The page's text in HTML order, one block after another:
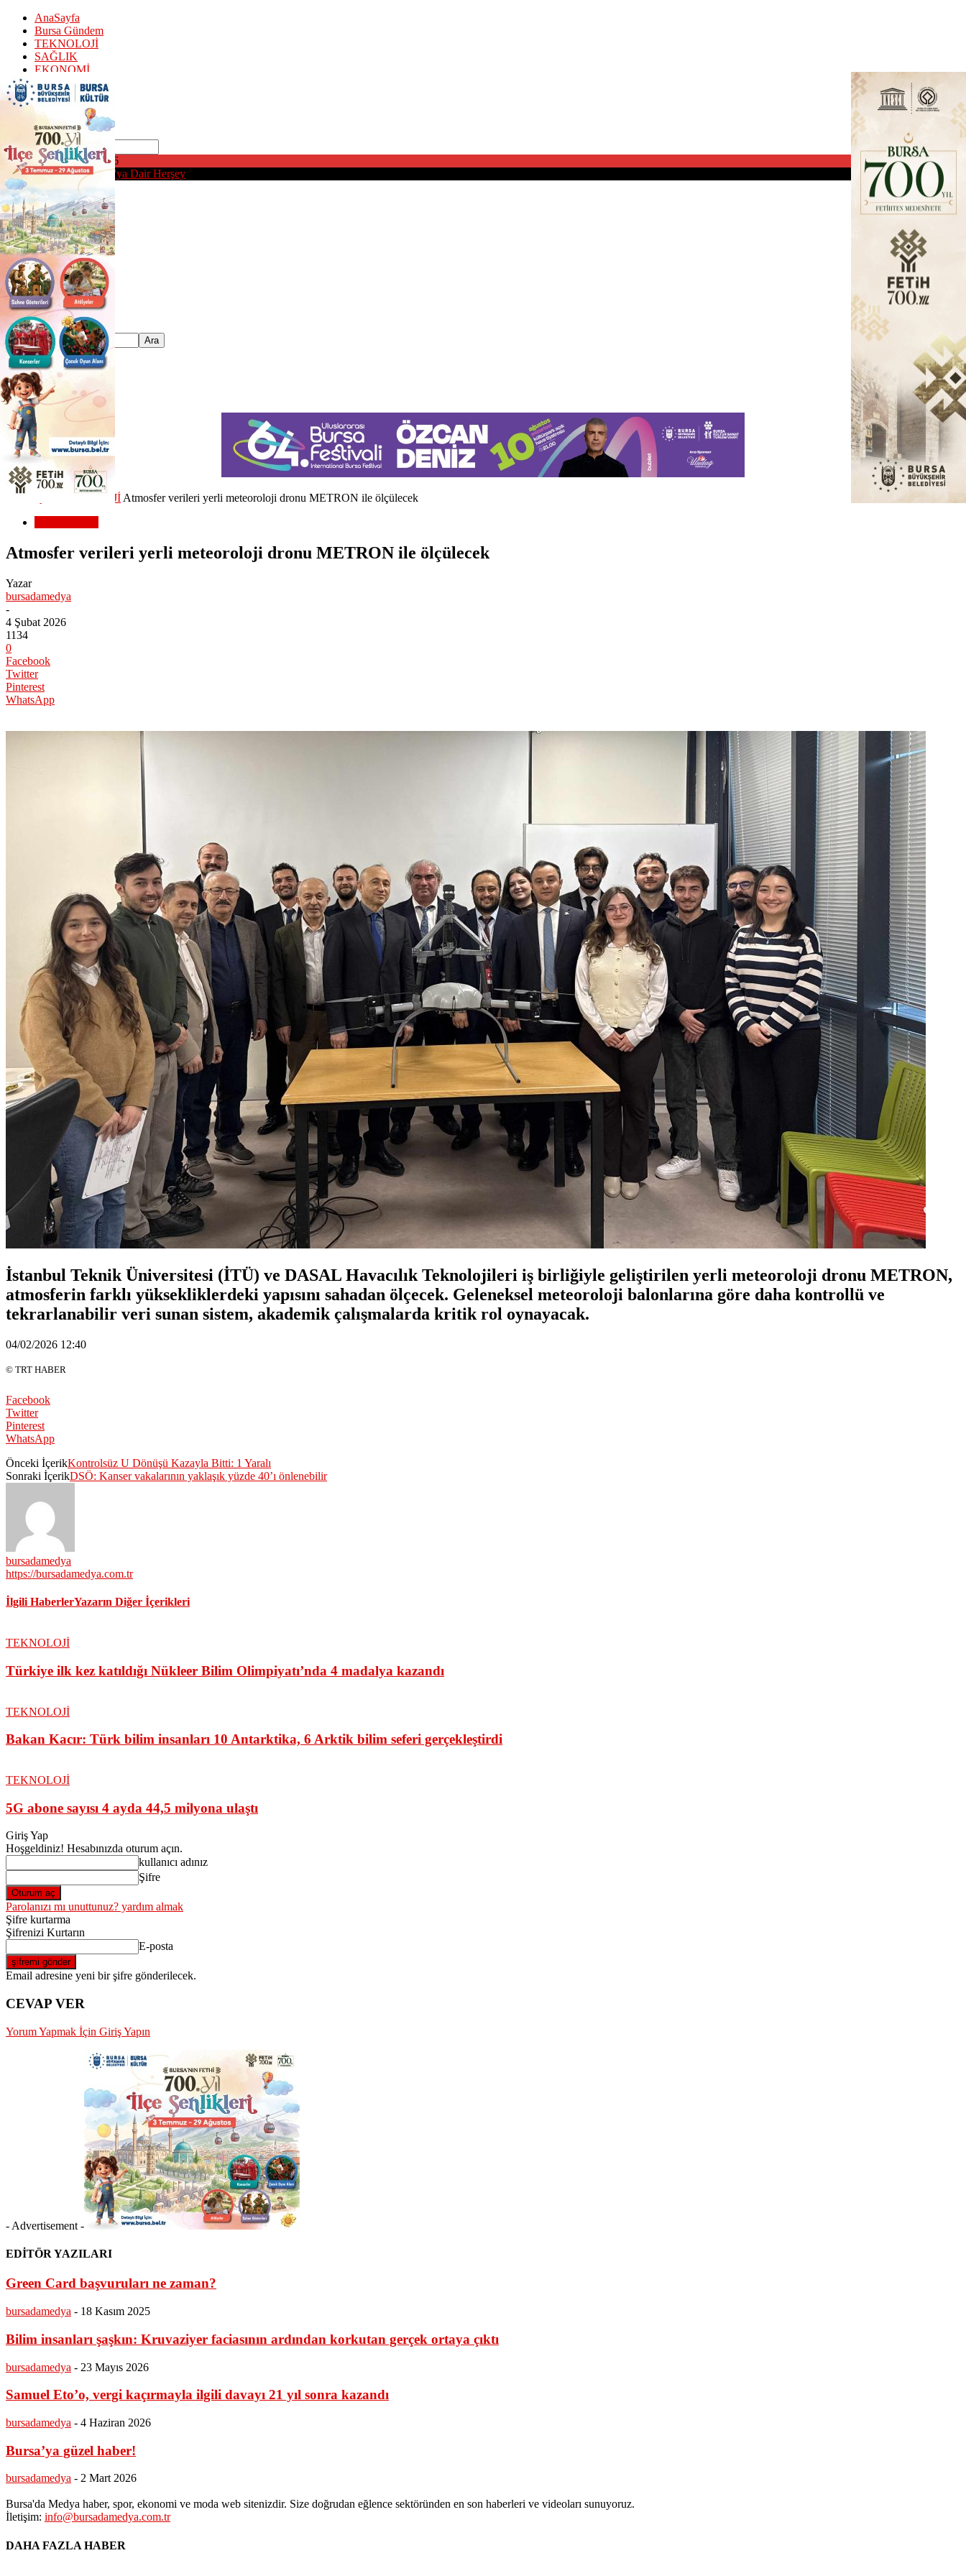
AnaSayfa
Bursa Gündem
TEKNOLOJİ
SAĞLIK
EKONOMİ
Puan Durumu
SPOR
EDİTÖR Y.
KÜNYE
Ara
Pazar, Ağustos 9, 2026
Bursa'daMedya | Bursa'ya Dair Herşey
AnaSayfa
Bursa Gündem
TEKNOLOJİ
SAĞLIK
EKONOMİ
Puan Durumu
SPOR
EDİTÖR Y.
KÜNYE
Ana Sayfa TEKNOLOJİ Atmosfer verileri yerli meteoroloji dronu METRON ile ölçülecek
Atmosfer verileri yerli meteoroloji dronu METRON ile ölçülecek
Yazar
bursadamedya
-
4 Şubat 2026
1134
0
Facebook
Twitter
Pinterest
WhatsApp
İstanbul Teknik Üniversitesi (İTÜ) ve DASAL Havacılık Teknolojileri iş birliğiyle geliştirilen yerli meteoroloji dronu METRON,
atmosferin farklı yüksekliklerdeki yapısını sahadan ölçecek. Geleneksel meteoroloji balonlarına göre daha kontrollü ve
tekrarlanabilir veri sunan sistem, akademik çalışmalarda kritik rol oynayacak.
04/02/2026 12:40
© TRT HABER
Facebook
Twitter
Pinterest
WhatsApp
Önceki İçerikKontrolsüz U Dönüşü Kazayla Bitti: 1 Yaralı
Sonraki İçerikDSÖ: Kanser vakalarının yaklaşık yüzde 40’ı önlenebilir
bursadamedya
https://bursadamedya.com.tr
İlgili HaberlerYazarın Diğer İçerikleri
TEKNOLOJİ
Türkiye ilk kez katıldığı Nükleer Bilim Olimpiyatı’nda 4 madalya kazandı
TEKNOLOJİ
Bakan Kacır: Türk bilim insanları 10 Antarktika, 6 Arktik bilim seferi gerçekleştirdi
TEKNOLOJİ
5G abone sayısı 4 ayda 44,5 milyona ulaştı
Giriş Yap
Hoşgeldiniz! Hesabınızda oturum açın.
kullanıcı adınız
Şifre
Parolanızı mı unuttunuz? yardım almak
Şifre kurtarma
Şifrenizi Kurtarın
E-posta
Email adresine yeni bir şifre gönderilecek.
CEVAP VER
Yorum Yapmak İçin Giriş Yapın
- Advertisement -
EDİTÖR YAZILARI
Green Card başvuruları ne zaman?
bursadamedya - 18 Kasım 2025
Bilim insanları şaşkın: Kruvaziyer faciasının ardından korkutan gerçek ortaya çıktı
bursadamedya - 23 Mayıs 2026
Samuel Eto’o, vergi kaçırmayla ilgili davayı 21 yıl sonra kazandı
bursadamedya - 4 Haziran 2026
Bursa’ya güzel haber!
bursadamedya - 2 Mart 2026
Bursa'da Medya haber, spor, ekonomi ve moda web sitenizdir. Size doğrudan eğlence sektöründen en son haberleri ve videoları sunuyoruz.
İletişim: info@bursadamedya.com.tr
DAHA FAZLA HABER